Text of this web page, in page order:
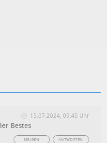
15.07.2024, 09:45 Uhr
Bestes
ANTWORTEN
MELDEN